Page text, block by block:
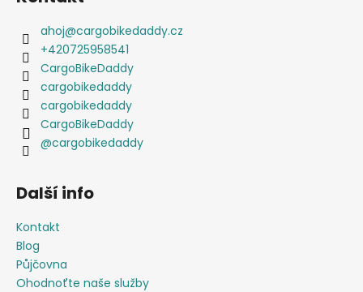
ahoj@cargobikedaddy.cz
+420725958541
CargoBikeDaddy
cargobikedaddy
cargobikedaddy
CargoBikeDaddy
@cargobikedaddy
Další info
Kontakt
Blog
Půjčovna
Ohodnoťte naše služby